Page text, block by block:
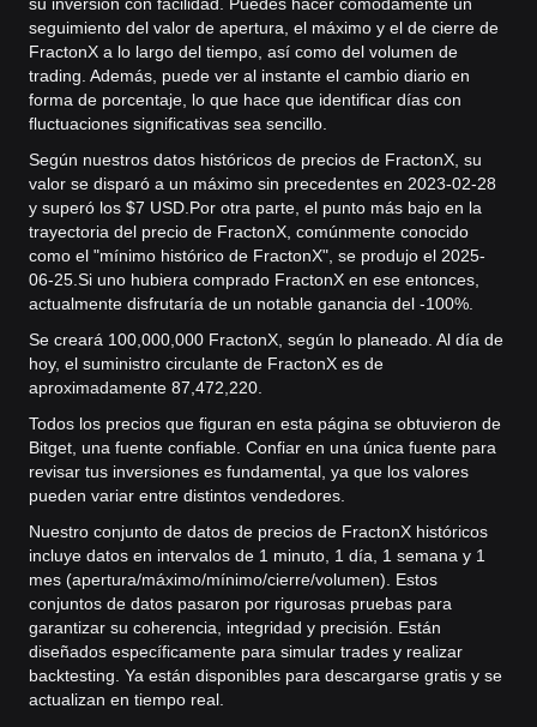
seguimiento del valor de apertura, el máximo y el de cierre de
FractonX a lo largo del tiempo, así como del volumen de
trading. Además, puede ver al instante el cambio diario en
forma de porcentaje, lo que hace que identificar días con
fluctuaciones significativas sea sencillo.
Según nuestros datos históricos de precios de FractonX, su
valor se disparó a un máximo sin precedentes en 2023-02-28
y superó los $7 USD. Por otra parte, el punto más bajo en la
trayectoria del precio de FractonX, comúnmente conocido
como el "mínimo histórico de FractonX", se produjo el 2025-
06-25. Si uno hubiera comprado FractonX en ese entonces,
actualmente disfrutaría de un notable ganancia del -100%.
Se creará 100,000,000 FractonX, según lo planeado. Al día de
hoy, el suministro circulante de FractonX es de
aproximadamente 87,472,220.
Todos los precios que figuran en esta página se obtuvieron de
Bitget, una fuente confiable. Confiar en una única fuente para
revisar tus inversiones es fundamental, ya que los valores
pueden variar entre distintos vendedores.
Nuestro conjunto de datos de precios de FractonX históricos
incluye datos en intervalos de 1 minuto, 1 día, 1 semana y 1
mes (apertura/máximo/mínimo/cierre/volumen). Estos
conjuntos de datos pasaron por rigurosas pruebas para
garantizar su coherencia, integridad y precisión. Están
diseñados específicamente para simular trades y realizar
backtesting. Ya están disponibles para descargarse gratis y se
actualizan en tiempo real.